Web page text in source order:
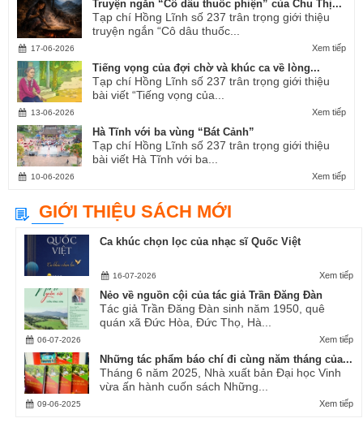
Truyện ngắn “Cô dâu thuốc phiện” của Chu Thị...
Tạp chí Hồng Lĩnh số 237 trân trọng giới thiệu
truyện ngắn “Cô dâu thuốc...
Xem tiếp
17-06-2026
Tiếng vọng của đợi chờ và khúc ca về lòng...
Tạp chí Hồng Lĩnh số 237 trân trọng giới thiệu
bài viết “Tiếng vọng của...
Xem tiếp
13-06-2026
Hà Tĩnh với ba vùng “Bát Cảnh”
Tạp chí Hồng Lĩnh số 237 trân trọng giới thiệu
bài viết Hà Tĩnh với ba...
Xem tiếp
10-06-2026
GIỚI THIỆU SÁCH MỚI
Ca khúc chọn lọc của nhạc sĩ Quốc Việt
Xem tiếp
16-07-2026
Nẻo về nguồn cội của tác giả Trần Đăng Đàn
Tác giả Trần Đăng Đàn sinh năm 1950, quê
quán xã Đức Hòa, Đức Thọ, Hà...
Xem tiếp
06-07-2026
Những tác phẩm báo chí đi cùng năm tháng của...
Tháng 6 năm 2025, Nhà xuất bản Đại học Vinh
vừa ấn hành cuốn sách Những...
Xem tiếp
09-06-2025